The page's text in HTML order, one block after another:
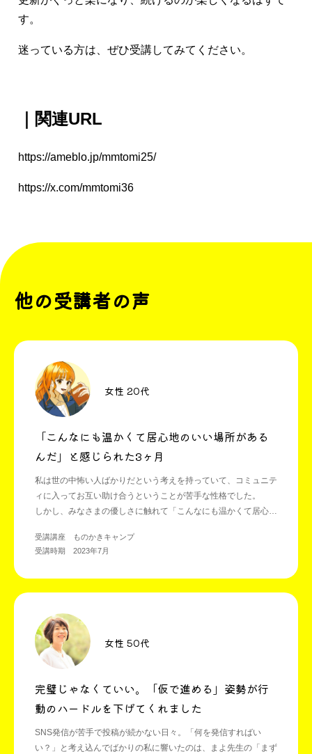
す。
迷っている方は、ぜひ受講してみてください。
｜関連URL
https://ameblo.jp/mmtomi25/
https://x.com/mmtomi36
他の受講者の声
女性 20代
「こんなにも温かくて居心地のいい場所がある
んだ」と感じられた3ヶ月
私は世の中怖い人ばかりだという考えを持っていて、コミュニテ
ィに入ってお互い助け合うということが苦手な性格でした。
しかし、みなさまの優しさに触れて「こんなにも温かくて居心地
頑張る人を応援することで自分も応援され、より頑張る人を応援
したくなる、そんなコミュニティでした。
受講講座 ものかきキャンプ
受講時期 2023年7月
女性 50代
完璧じゃなくていい。「仮で進める」姿勢が行
動のハードルを下げてくれました
SNS発信が苦手で投稿が続かない日々。「何を発信すればい
い？」と考え込んでばかりの私に響いたのは、まよ先生の「まず